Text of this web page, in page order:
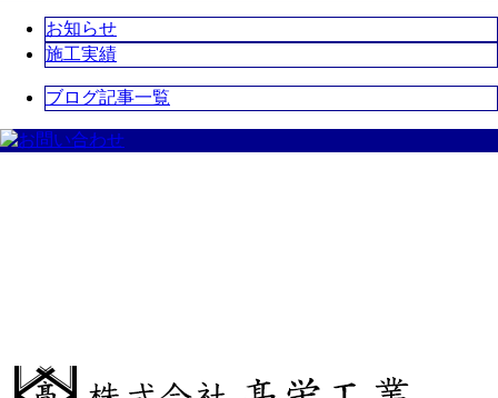
お知らせ
施工実績
ブログ記事一覧